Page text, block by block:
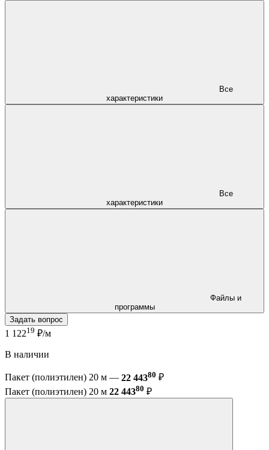
характеристики
характеристики
программы
Задать вопрос
1 12219 ₽/м
В наличии
Пакет (полиэтилен) 20 м — 22 44380 ₽
Пакет (полиэтилен) 20 м 22 44380 ₽